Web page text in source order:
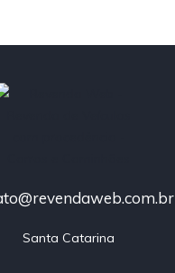
Santa Catarina